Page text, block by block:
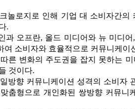
놀로지로 인해 기업 대 소비자간의
.
과 오프란, 올드 미디어와 뉴 미디
여 소비자와 효율적으로 커뮤니케이
른 변화의 주도권을 잡지 못하는
것이다.
방향 커뮤니케이션 성격의 소비자
춤형으로 개인화된 쌍방향 커뮤니